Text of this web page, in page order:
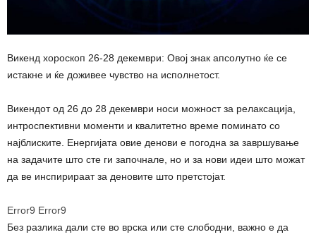
Викенд хороскоп 26-28 декември: Овој знак апсолутно ќе се
истакне и ќе доживее чувство на исполнетост.
Викендот од 26 до 28 декември носи можност за релаксација,
интроспективни моменти и квалитетно време поминато со
најблиските. Енергијата овие денови е погодна за завршување
на задачите што сте ги започнале, но и за нови идеи што можат
да ве инспирираат за деновите што претстојат.
Error9 Error9
Без разлика дали сте во врска или сте слободни, важно е да